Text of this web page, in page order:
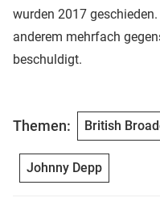
wurden 2017
anderem mehrfach
beschuldigt.
Themen: British
Johnny Depp